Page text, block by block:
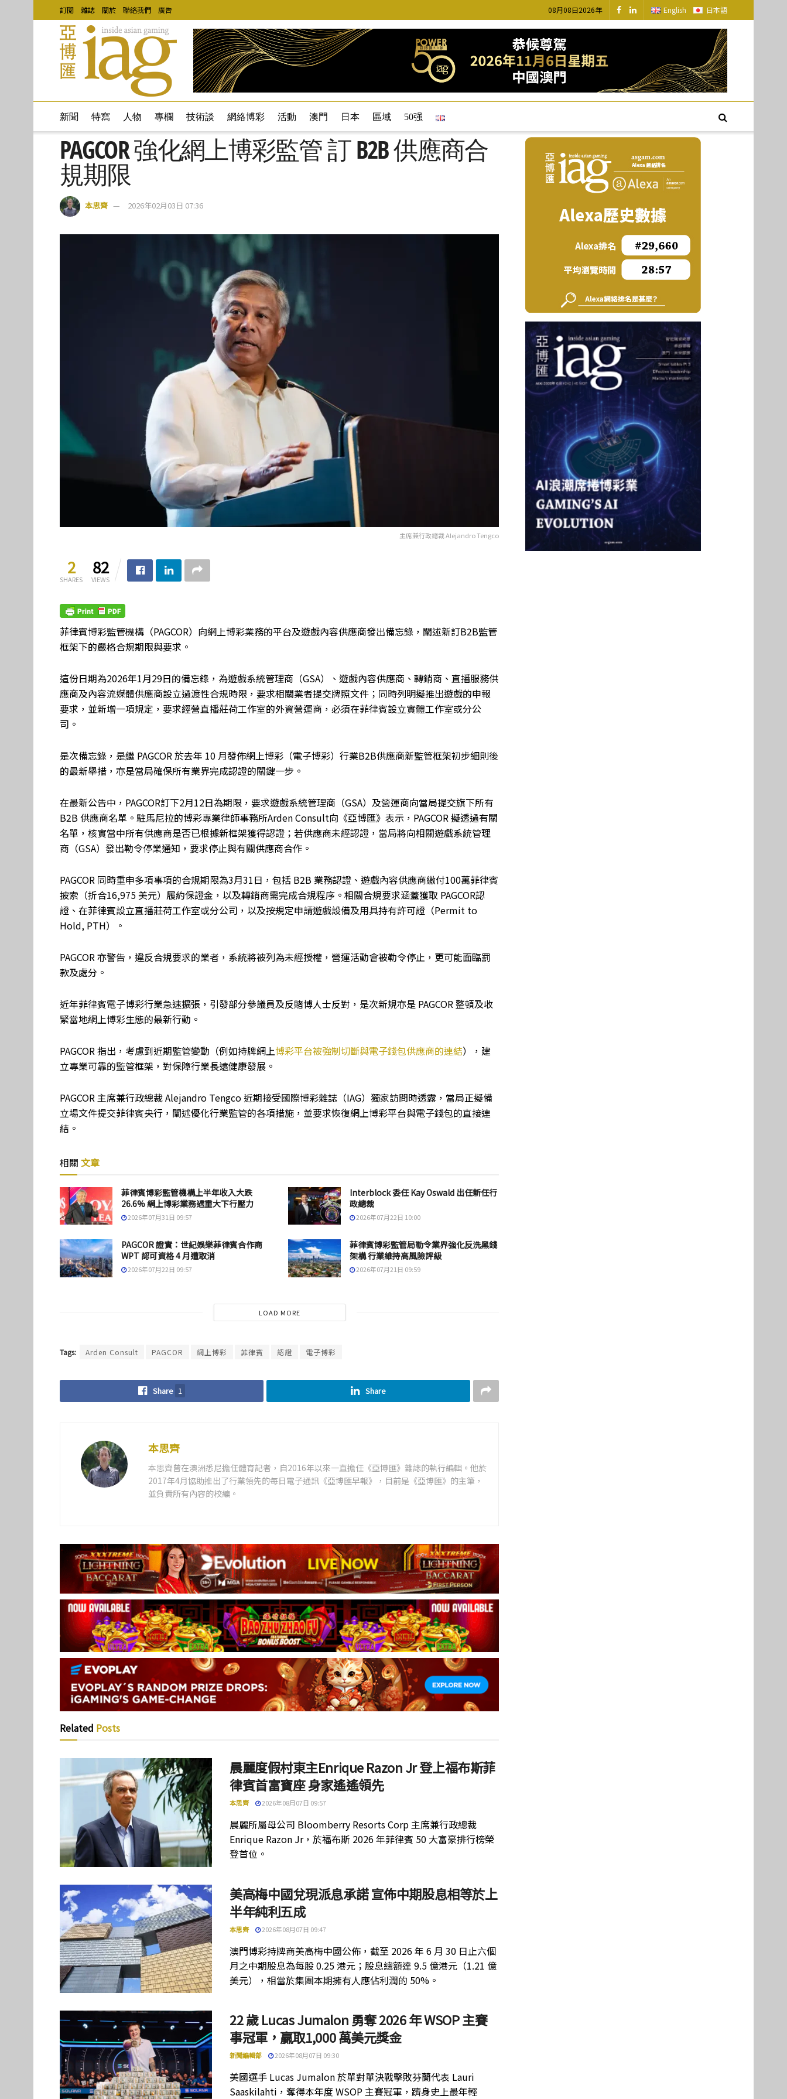
訂閱 雜誌 關於 聯絡我們 廣告 08月08日2026年 English 日本語
新聞 特寫 人物 專欄 技術談 網絡博彩 活動 澳門 日本 區域 50强
PAGCOR 強化網上博彩監管 訂 B2B 供應商合
規期限
本思齊 2026年02月03日 07:36
主席兼行政總裁 Alejandro Tengco
2
SHARES
82
VIEWS
菲律賓博彩監管機構（PAGCOR）向網上博彩業務的平台及遊戲內容供應商發出備忘錄，闡述新訂B2B監管
框架下的嚴格合規期限與要求。
這份日期為2026年1月29日的備忘錄，為遊戲系統管理商（GSA）、遊戲內容供應商、轉銷商、直播服務供
應商及內容流媒體供應商設立過渡性合規時限，要求相關業者提交牌照文件；同時列明擬推出遊戲的申報
要求，並新增一項規定，要求經營直播莊荷工作室的外資營運商，必須在菲律賓設立實體工作室或分公
司。
是次備忘錄，是繼 PAGCOR 於去年 10 月發佈網上博彩（電子博彩）行業B2B供應商新監管框架初步細則後
的最新舉措，亦是當局確保所有業界完成認證的關鍵一步。
在最新公告中，PAGCOR訂下2月12日為期限，要求遊戲系統管理商（GSA）及營運商向當局提交旗下所有
B2B 供應商名單。駐馬尼拉的博彩專業律師事務所Arden Consult向《亞博匯》表示，PAGCOR 擬透過有關
名單，核實當中所有供應商是否已根據新框架獲得認證；若供應商未經認證，當局將向相關遊戲系統管理
商（GSA）發出勒令停業通知，要求停止與有關供應商合作。
PAGCOR 同時重申多項事項的合規期限為3月31日，包括 B2B 業務認證、遊戲內容供應商繳付100萬菲律賓
披索（折合16,975 美元）履約保證金，以及轉銷商需完成合規程序。相關合規要求涵蓋獲取 PAGCOR認
證、在菲律賓設立直播莊荷工作室或分公司，以及按規定申請遊戲設備及用具持有許可證（Permit to
Hold, PTH）。
PAGCOR 亦警告，違反合規要求的業者，系統將被列為未經授權，營運活動會被勒令停止，更可能面臨罰
款及處分。
近年菲律賓電子博彩行業急速擴張，引發部分參議員及反賭博人士反對，是次新規亦是 PAGCOR 整頓及收
緊當地網上博彩生態的最新行動。
PAGCOR 指出，考慮到近期監管變動（例如持牌網上博彩平台被強制切斷與電子錢包供應商的連結），建
立專業可靠的監管框架，對保障行業長遠健康發展。
PAGCOR 主席兼行政總裁 Alejandro Tengco 近期接受國際博彩雜誌（IAG）獨家訪問時透露，當局正擬備
立場文件提交菲律賓央行，闡述優化行業監管的各項措施，並要求恢復網上博彩平台與電子錢包的直接連
結。
相關 文章
菲律賓博彩監管機構上半年收入大跌
26.6% 網上博彩業務遇重大下行壓力
2026年07月31日 09:57
Interblock 委任 Kay Oswald 出任新任行
政總裁
2026年07月22日 10:00
PAGCOR 證實：世紀娛樂菲律賓合作商
WPT 認可資格 4 月遭取消
2026年07月22日 09:57
菲律賓博彩監管局勒令業界強化反洗黑錢
架構 行業維持高風險評級
2026年07月21日 09:59
LOAD MORE
Tags: Arden Consult PAGCOR 網上博彩 菲律賓 認證 電子博彩
Share 1 Share
本思齊
本思齊曾在澳洲悉尼擔任體育記者，自2016年以來一直擔任《亞博匯》雜誌的執行編輯。他於
2017年4月協助推出了行業領先的每日電子通訊《亞博匯早報》，目前是《亞博匯》的主筆，
並負責所有內容的校編。
Related Posts
晨麗度假村東主Enrique Razon Jr 登上福布斯菲
律賓首富寶座 身家遙遙領先
本思齊 2026年08月07日 09:57
晨麗所屬母公司 Bloomberry Resorts Corp 主席兼行政總裁
Enrique Razon Jr，於福布斯 2026 年菲律賓 50 大富豪排行榜榮
登首位。
美高梅中國兌現派息承諾 宣佈中期股息相等於上
半年純利五成
本思齊 2026年08月07日 09:47
澳門博彩持牌商美高梅中國公佈，截至 2026 年 6 月 30 日止六個
月之中期股息為每股 0.25 港元；股息總額達 9.5 億港元（1.21 億
美元），相當於集團本期擁有人應佔利潤的 50%。
22 歲 Lucas Jumalon 勇奪 2026 年 WSOP 主賽
事冠軍，贏取1,000 萬美元獎金
新聞編輯部 2026年08月07日 09:30
美國選手 Lucas Jumalon 於單對單決戰擊敗芬蘭代表 Lauri
Saaskilahti，奪得本年度 WSOP 主賽冠軍，躋身史上最年輕